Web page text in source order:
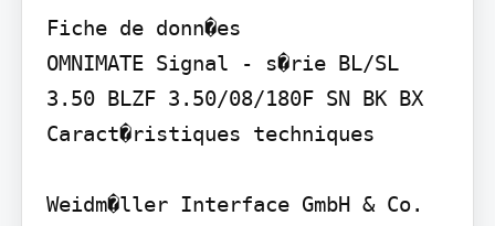
Fiche de donn�es
OMNIMATE Signal - s�rie BL/SL
3.50 BLZF 3.50/08/180F SN BK BX
Caract�ristiques techniques
Weidm�ller Interface GmbH & Co.